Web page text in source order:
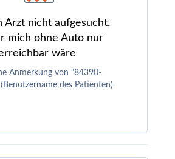
Arzt nicht aufgesucht,
mich ohne Auto nur
wäre
Anmerkung von "84390-
des Patienten)